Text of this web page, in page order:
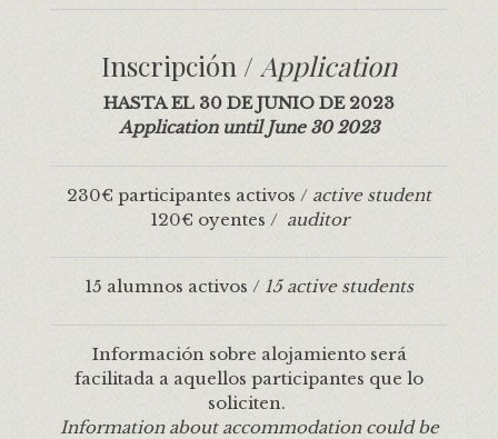
Inscripción / Application
HASTA EL 30 DE JUNIO DE 2023
Application until June 30 2023
230€ participantes activos / active student
120€ oyentes / auditor
15 alumnos activos / 15 active students
Información sobre alojamiento será
facilitada a aquellos participantes que lo
soliciten.
Information about accommodation could be